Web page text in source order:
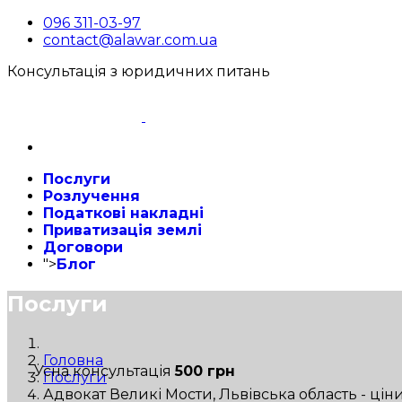
096 311-03-97
contact@alawar.com.ua
Консультація з юридичних питань
Послуги
Розлучення
Податкові накладні
Приватизація землі
Договори
">Блог
Послуги
Головна
Послуги
Адвокат Великі Мости, Львівська область -
Усна консультація500 грн